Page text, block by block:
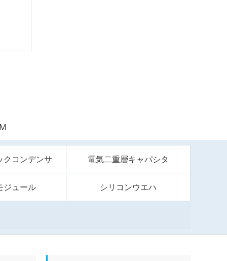
クコンデンサ 電気二重層キャパシタ
ジュール シリコンウエハ